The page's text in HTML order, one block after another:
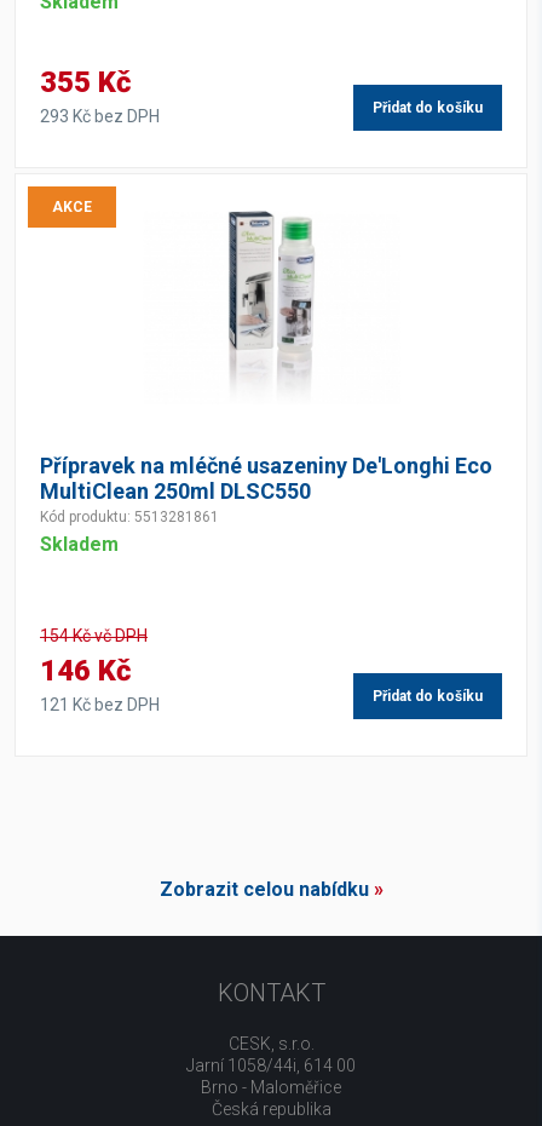
355 Kč
293 Kč bez DPH Přidat do košíku
AKCE
Přípravek na mléčné usazeniny De'Longhi Eco
MultiClean 250ml DLSC550
Kód produktu: 5513281861
Skladem
154 Kč vč DPH
146 Kč
121 Kč bez DPH Přidat do košíku
Zobrazit celou nabídku»
KONTAKT
CESK, s.r.o.
Jarní 1058/44i, 614 00
Brno - Maloměřice
Česká republika